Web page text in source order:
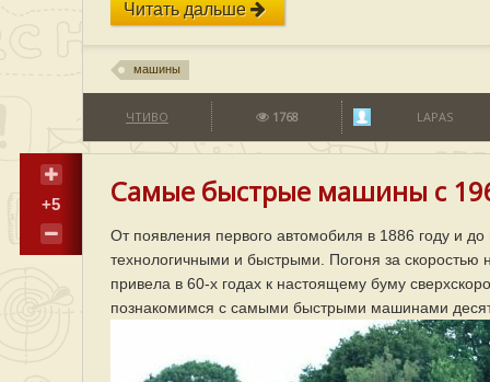
Читать дальше
машины
ЧТИВО 1768 LAPAS
+5 Самые быстрые машины с
От появления первого автомобиля в 1886 году и
технологичными и быстрыми. Погоня за скоростью
привела в 60-х годах к настоящему буму
познакомимся с самыми быстрыми машинами